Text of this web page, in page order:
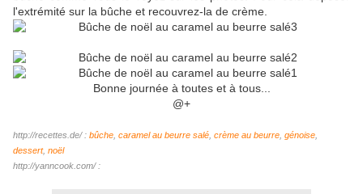
l'extrémité sur la bûche et recouvrez-la de crème.
Bonne journée à toutes et à tous...
@+
http://recettes.de/ : bûche caramel au beurre salé crème au beurre génoise
dessert, noël
http://yanncook.com/ :